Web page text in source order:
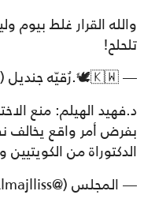
والله القرار غلط بيوم
تلحلح!
— 🇰🇼🕊.رُقيّه جنديل (@rouqaya_jandeel)
د.فهيد الهيلم: منع
بفرض أمر واقع يخالف
الدكتوراة من
— المجلس (@Almajlliss)